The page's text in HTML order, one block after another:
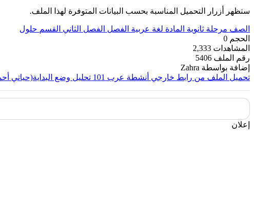
ستظهر أزرار التحميل المناسبة بحسب البيانات المتوفرة لهذا الملف.
الصف مرحلة ثانوية المادة لغة عربية الفصل الفصل الثاني القسم حلول
الحجم 0
المشاهدات 2,333
رقم الملف 5406
إضافة بواسطة Zahra
تحميل الملف من رابط خارجي أنشطة عرب 101 تحليل وضع البداية(حياتي أحمد أمين) ص 37+ 38
إعلان